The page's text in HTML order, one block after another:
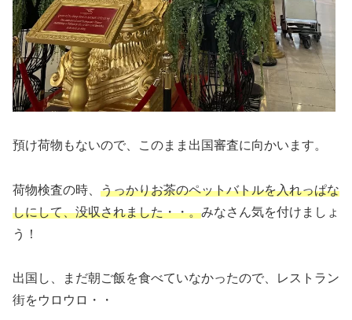
預け荷物もないので、このまま出国審査に向かいます。
荷物検査の時、 うっかりお茶のペットバトルを入れっぱな
しにして、没収されました・・。みなさん気を付けましょ
う！
出国し、まだ朝ご飯を食べていなかったので、レストラン
街をウロウロ・・